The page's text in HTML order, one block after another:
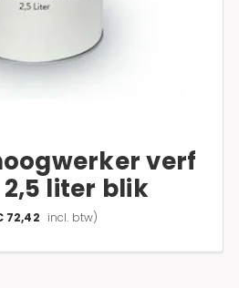
verf
liter blik
72,42 incl. btw)